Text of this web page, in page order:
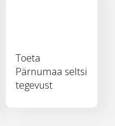
Toeta
Pärnumaa seltsi
tegevust